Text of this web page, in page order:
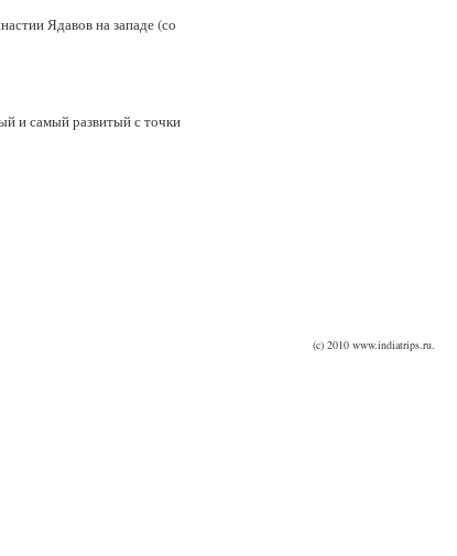
Ядавов на западе (со
и самый развитый с точки
(c) 2010 www.indiatrips.ru.